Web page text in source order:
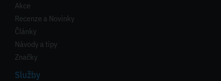
Akce
Recenze a Novinky
Články
Návody a tipy
Značky
Služby